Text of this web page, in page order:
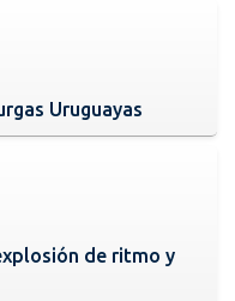
Uruguayas
de ritmo y